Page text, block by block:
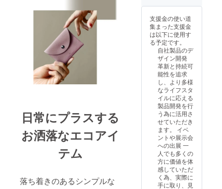
日常にプラスする
お洒落なエコアイ
テム
落ち着きのあるシンプルな
住所を
ご記入
くださ
い
トン
100%)
※基本的
に追跡
可能な
メール
便での
発送と
なりま
す。 ※
複数の
送付先
への発
送は出
来かね
ます。
※必ずご
購入者
様のご
住所を
ご記入
くださ
い
・カ
ラー：
Ice_Gra
y ・数
量：1点
・サイ
ズ：約
縦39 ×
横
37.5cm
（持ち
手：約
70cm）
・素
材：ビ
スコー
ス
40%、
リネン
40%、
コット
ン
10%、
ク ・数
・サイ
ズ：約
縦8 × 横
9.5 × 厚
さ
0.5cm
・素
材：
アップ
サイク
ルレ
ザー
（牛
革） ＜
詳細
（エコ
バッ
グ）＞
・カ
ラー：
Ice_Gra
支援金の使い道
集まった支援金
は以下に使用す
る予定です。
自社製品のデ
ザイン開発
革新と持続可
能性を追求
し、より多様
なライフスタ
イルに応える
製品開発を行
う為に活用さ
せていただき
ます。 イベ
ントや展示会
への出展 一
人でも多くの
方に価値を体
感していただ
く為、実際に
手に取り、見